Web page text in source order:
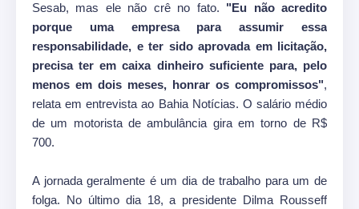
Sesab, mas ele não crê no fato. "Eu não acredito
porque uma empresa para assumir essa
responsabilidade, e ter sido aprovada em licitação,
precisa ter em caixa dinheiro suficiente para, pelo
menos em dois meses, honrar os compromissos",
relata em entrevista ao Bahia Notícias. O salário médio
de um motorista de ambulância gira em torno de R$
700.
A jornada geralmente é um dia de trabalho para um de
folga. No último dia 18, a presidente Dilma Rousseff